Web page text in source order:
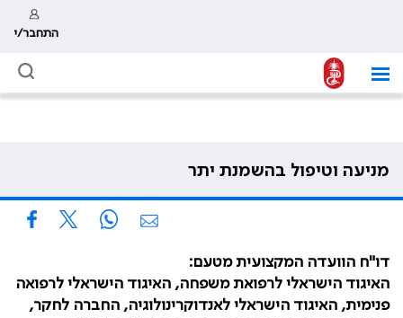
התחבר/י
מניעה וטיפול בהשמנת יתר
דו"ח הוועדה המקצועית מטעם:
האיגוד הישראלי לרפואת משפחה, האיגוד הישראלי לרפואה
פנימית, האיגוד הישראלי לאנדוקרינולוגיה, החברה לחקר,